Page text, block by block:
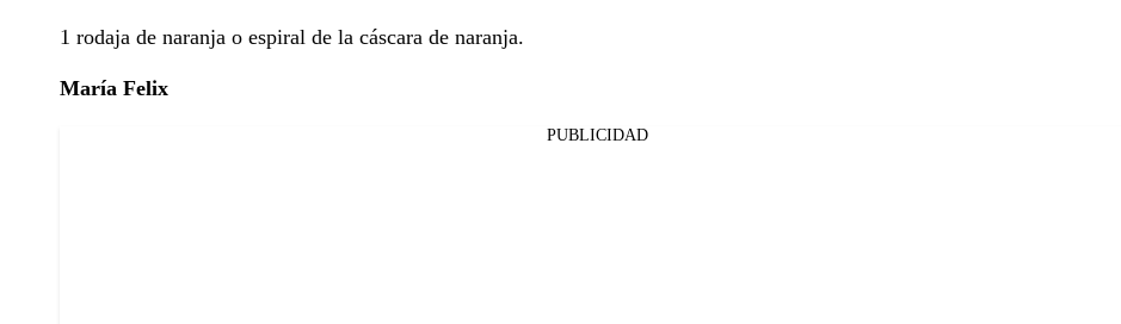
1 rodaja de naranja o espiral de la cáscara de naranja.
María Felix
PUBLICIDAD